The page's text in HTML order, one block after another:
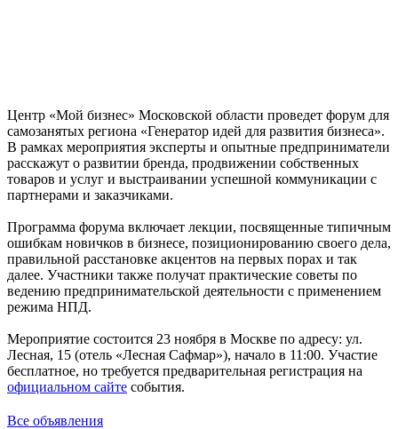
Центр «Мой бизнес» Московской области проведет форум для
самозанятых региона «Генератор идей для развития бизнеса».
В рамках мероприятия эксперты и опытные предприниматели
расскажут о развитии бренда, продвижении собственных
товаров и услуг и выстраивании успешной коммуникации с
партнерами и заказчиками.
Программа форума включает лекции, посвященные типичным
ошибкам новичков в бизнесе, позиционированию своего дела,
правильной расстановке акцентов на первых порах и так
далее. Участники также получат практические советы по
ведению предпринимательской деятельности с применением
режима НПД.
Мероприятие состоится 23 ноября в Москве по адресу: ул.
Лесная, 15 (отель «Лесная Сафмар»), начало в 11:00. Участие
бесплатное, но требуется предварительная регистрация на
официальном сайте события.
Все объявления